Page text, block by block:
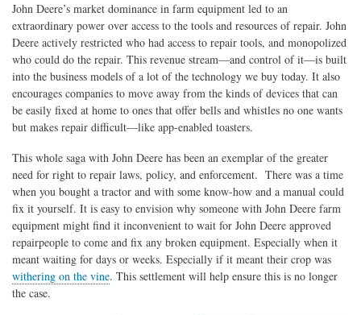
John Deere’s market dominance in farm equipment led to an
extraordinary power over access to the tools and resources of repair. John
Deere actively restricted who had access to repair tools, and monopolized
who could do the repair. This revenue stream—and control of it—is built
into the business models of a lot of the technology we buy today. It also
encourages companies to move away from the kinds of devices that can
be easily fixed at home to ones that offer bells and whistles no one wants
but makes repair difficult—like app-enabled toasters.
This whole saga with John Deere has been an exemplar of the greater
need for right to repair laws, policy, and enforcement. There was a time
when you bought a tractor and with some know-how and a manual could
fix it yourself. It is easy to envision why someone with John Deere farm
equipment might find it inconvenient to wait for John Deere approved
repairpeople to come and fix any broken equipment. Especially when it
meant waiting for days or weeks. Especially if it meant their crop was
withering on the vine. This settlement will help ensure this is no longer
the case.